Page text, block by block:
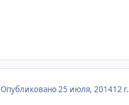
Опубликовано25 июля, 201412 г.